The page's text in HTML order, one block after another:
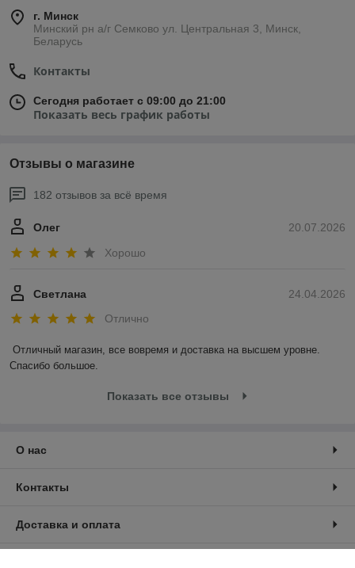
г. Минск
Минский рн а/г Семково ул. Центральная 3, Минск,
Беларусь
Контакты
Сегодня работает с 09:00 до 21:00
Показать весь график работы
Отзывы о магазине
182 отзывов за всё время
20.07.2026
Олег
Хорошо
24.04.2026
Светлана
Отлично
Отличный магазин, все вовремя и доставка на высшем уровне.
Спасибо большое.
Показать все отзывы
О нас
Контакты
Доставка и оплата